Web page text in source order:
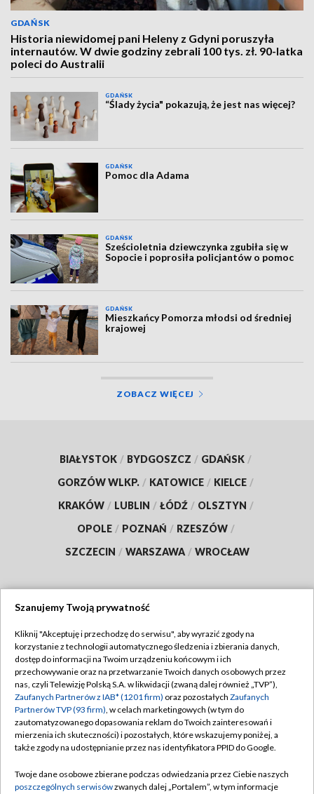
GDAŃSK
Historia niewidomej pani Heleny z Gdyni poruszyła
internautów. W dwie godziny zebrali 100 tys. zł. 90-latka
poleci do Australii
GDAŃSK
“Ślady życia" pokazują, że jest nas więcej?
GDAŃSK
Pomoc dla Adama
GDAŃSK
Sześcioletnia dziewczynka zgubiła się w
Sopocie i poprosiła policjantów o pomoc
GDAŃSK
Mieszkańcy Pomorza młodsi od średniej
krajowej
ZOBACZ WIĘCEJ
BIAŁYSTOK / BYDGOSZCZ / GDAŃSK /
GORZÓW WLKP. / KATOWICE / KIELCE /
KRAKÓW / LUBLIN / ŁÓDŹ / OLSZTYN /
OPOLE / POZNAŃ / RZESZÓW /
SZCZECIN / WARSZAWA / WROCŁAW
TVP
Abonament TVP
Emisja w TVP
Centrum informacji TVP
Naziemna Telewizja Cyfrowa
Rada Programowa
Regulamin TVP
Polityka prywatności
Moje zgody
Pomoc
Kontakt
Szanujemy Twoją prywatność
Kliknij "Akceptuję i przechodzę do serwisu", aby wyrazić zgody na
korzystanie z technologii automatycznego śledzenia i zbierania danych,
dostęp do informacji na Twoim urządzeniu końcowym i ich
przechowywanie oraz na przetwarzanie Twoich danych osobowych przez
nas, czyli Telewizję Polską S.A. w likwidacji (zwaną dalej również „TVP”),
Zaufanych Partnerów z IAB* (1201 firm) oraz pozostałych Zaufanych
Partnerów TVP (93 firm), w celach marketingowych (w tym do
zautomatyzowanego dopasowania reklam do Twoich zainteresowań i
mierzenia ich skuteczności) i pozostałych, które wskazujemy poniżej, a
także zgody na udostępnianie przez nas identyfikatora PPID do Google.
Twoje dane osobowe zbierane podczas odwiedzania przez Ciebie naszych
poszczególnych serwisówzwanych dalej „Portalem”, w tym informacje